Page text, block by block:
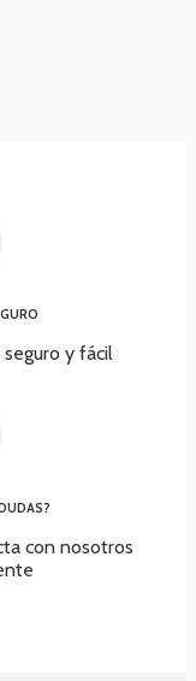
y fácil​
con nosotros